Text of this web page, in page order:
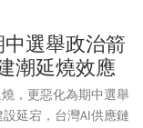
選舉政治箭
潮延燒效應
，更惡化為期中選舉
延宕，台灣AI供應鏈